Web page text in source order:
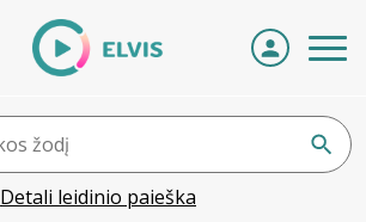
Detali leidinio paieška